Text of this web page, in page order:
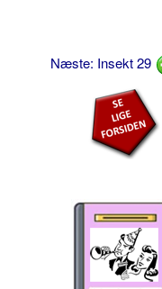
Næste: Insekt 29